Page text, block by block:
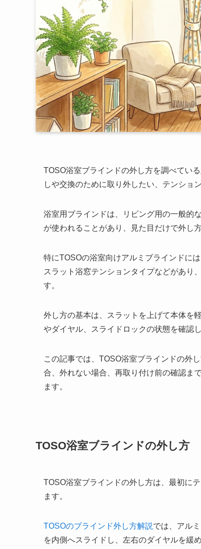
TOSO浴室ブラインドの外し方を調べてい
しや交換のために取り外したい、テンショ
浴室用ブラインドは、リビング用の一般的
が使われることがあり、見た目だけで外し
特にTOSOの浴室向けアルミブラインドに
スラット浴窓テンションタイプなどがあり
す。
外し方の基本は、スラットを上げて本体を
やダイヤル、スライドロックの状態を確認
この記事では、TOSO浴室ブラインドの外
合、外れない場合、再取り付け前の確認ま
ます。
TOSO浴室ブラインドの外し方
TOSO浴室ブラインドの外し方は、最初に
ます。
TOSOのブラインド外し方解説では、アル
を内側へスライドし、左右のダイヤルを緩